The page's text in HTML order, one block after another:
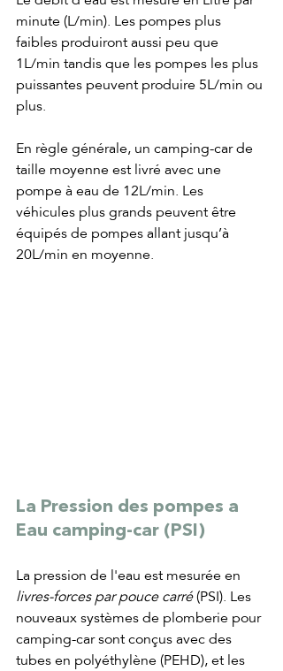
minute (L/min). Les pompes plus
faibles produiront aussi peu que
1L/min tandis que les pompes les plus
puissantes peuvent produire 5L/min ou
plus.
En règle générale, un camping-car de
taille moyenne est livré avec une
pompe à eau de 12L/min. Les
véhicules plus grands peuvent être
équipés de pompes allant jusqu’à
20L/min en moyenne.
La Pression des pompes a
Eau camping-car (PSI)
La pression de l'eau est mesurée en
livres-forces par pouce carré (PSI). Les
nouveaux systèmes de plomberie pour
camping-car sont conçus avec des
tubes en polyéthylène (PEHD), et les